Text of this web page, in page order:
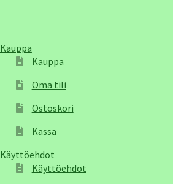
Kauppa
Kauppa
Oma tili
Ostoskori
Kassa
Käyttöehdot
Käyttöehdot